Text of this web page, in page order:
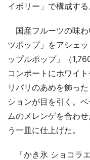
イボリー」で構成する
国産フルーツの味わ
ツポップ」をアシェ
ップルポップ」（
コンポートにホワイ
リパリのあめを飾っ
ションが目を引く。
ムのメレンゲを合わ
う一皿に仕上げた。
「かき氷 ショコラ